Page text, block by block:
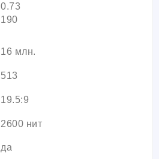
0.73
190
16 млн.
513
19.5:9
2600 нит
да